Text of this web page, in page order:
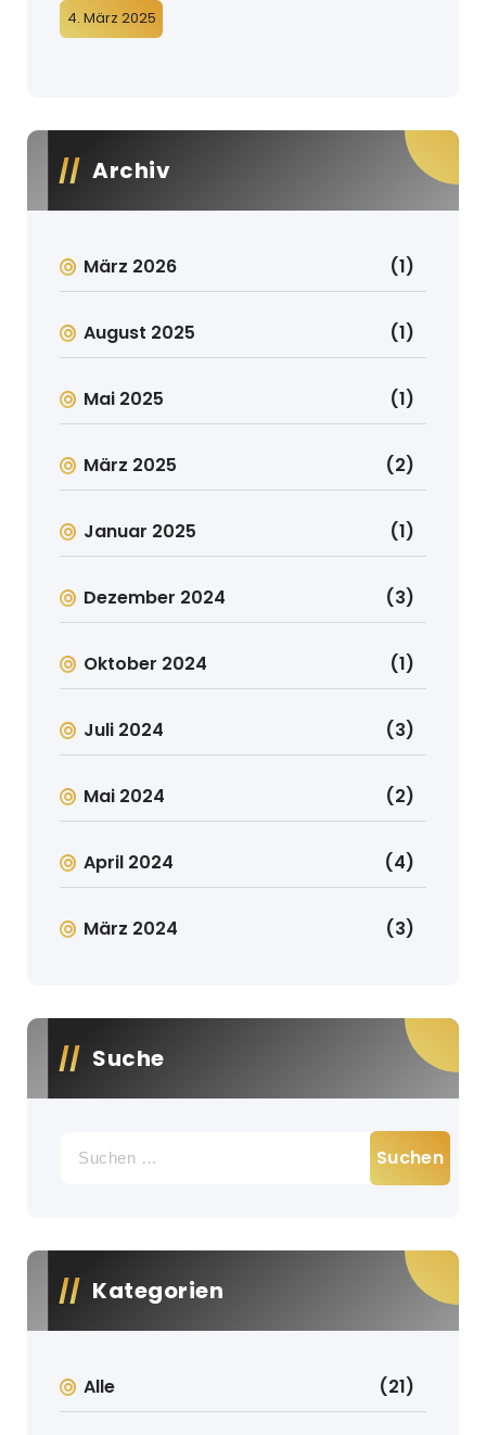
4. März 2025
Archiv
März 2026 (1)
August 2025 (1)
Mai 2025 (1)
März 2025 (2)
Januar 2025 (1)
Dezember 2024 (3)
Oktober 2024 (1)
Juli 2024 (3)
Mai 2024 (2)
April 2024 (4)
März 2024 (3)
Suche
nach:
Kategorien
Alle (21)